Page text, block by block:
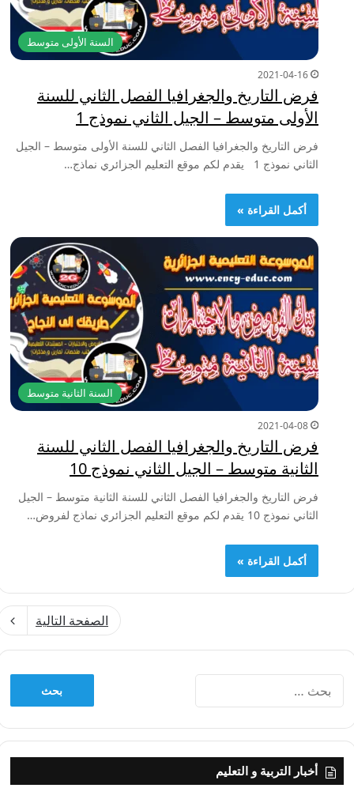
السنة الأولى متوسط
2021-04-16
فرض التاريخ والجغرافيا الفصل الثاني للسنة
الأولى متوسط – الجيل الثاني نموذج 1
فرض التاريخ والجغرافيا الفصل الثاني للسنة الأولى متوسط – الجيل
الثاني نموذج 1 يقدم لكم موقع التعليم الجزائري نماذج…
أكمل القراءة »
السنة الثانية متوسط
2021-04-08
فرض التاريخ والجغرافيا الفصل الثاني للسنة
الثانية متوسط – الجيل الثاني نموذج 10
فرض التاريخ والجغرافيا الفصل الثاني للسنة الثانية متوسط – الجيل
الثاني نموذج 10 يقدم لكم موقع التعليم الجزائري نماذج لفروض…
أكمل القراءة »
الصفحة التالية
عن:
أخبار التربية و التعليم